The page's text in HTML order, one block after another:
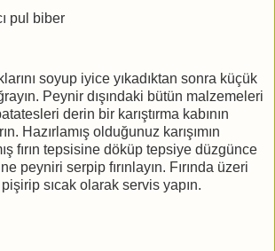
pul biber
soyup iyice yıkadıktan sonra küçük
Peynir dışındaki bütün malzemeleri
derin bir karıştırma kabının
Hazırlamış olduğunuz karışımın
fırın tepsisine döküp tepsiye düzgünce
peyniri serpip fırınlayın. Fırında üzeri
pişirip sıcak olarak servis yapın.